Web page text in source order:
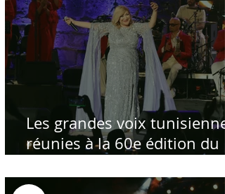
Les grandes voix
réunies à la 60e édition du
Carthage pour célébrer la